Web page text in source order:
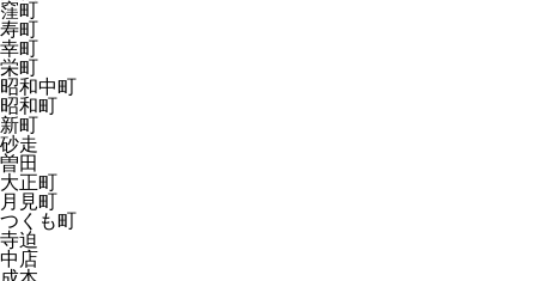
窪町
寿町
幸町
栄町
昭和中町
昭和町
新町
砂走
曽田
大正町
月見町
つくも町
寺迫
中店